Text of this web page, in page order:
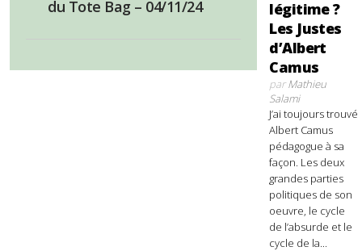
du Tote Bag – 04/11/24
légitime ?
Les Justes
d’Albert
Camus
parMathieu
Salami
J’ai toujours trouvé
Albert Camus
pédagogue à sa
façon. Les deux
grandes parties
politiques de son
oeuvre, le cycle
de l’absurde et le
cycle de la...